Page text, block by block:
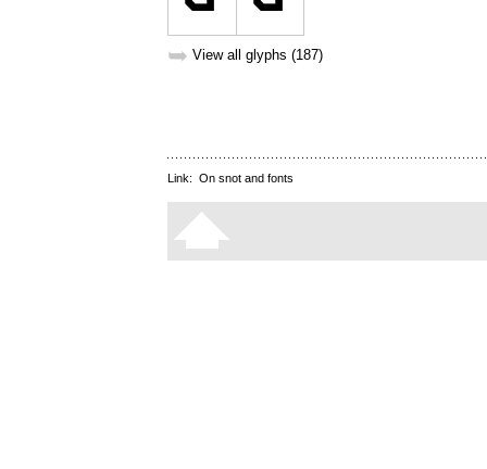
➥ View all glyphs (187)
Link: On snot and fonts